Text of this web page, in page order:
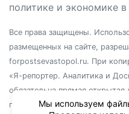
политике и экономике в
Все права защищены.
размещенных на сайте,
forpostsevastopol.ru. При
«Я-репортер. Аналитика и
обязательна прямая
гиперссылка. Независимо от
Мы используем